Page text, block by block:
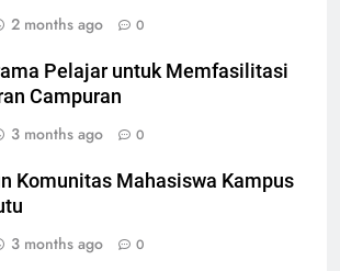
2 months ago 0
Pelajar untuk Memfasilitasi
Campuran
3 months ago 0
Komunitas Mahasiswa Kampus
3 months ago 0